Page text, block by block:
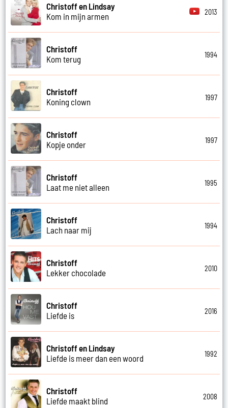
Christoff en Lindsay
Kom in mijn armen
2013
Christoff
Kom terug
1994
Christoff
Koning clown
1997
Christoff
Kopje onder
1997
Christoff
Laat me niet alleen
1995
Christoff
Lach naar mij
1994
Christoff
Lekker chocolade
2010
Christoff
Liefde is
2016
Christoff en Lindsay
Liefde is meer dan een woord
1992
Christoff
Liefde maakt blind
2008